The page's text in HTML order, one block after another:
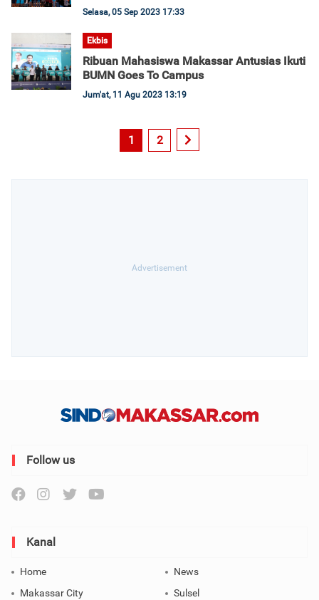
Selasa, 05 Sep 2023 17:33
Ekbis
Ribuan Mahasiswa Makassar Antusias Ikuti
BUMN Goes To Campus
Jum'at, 11 Agu 2023 13:19
1 2
Follow us
Kanal
Home
News
Makassar City
Sulsel